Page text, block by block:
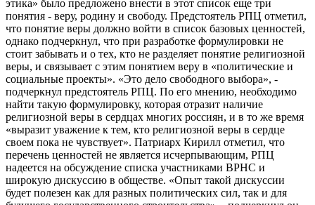
этика» было предложено внести в этот список еще три
понятия - веру, родину и свободу. Предстоятель РПЦ отметил,
что понятие веры должно войти в список базовых ценностей,
однако подчеркнул, что при разработке формулировки не
стоит забывать и о тех, кто не разделяет понятие религиозной
веры, и связывает с этим понятием веру в «политические и
социальные проекты». «Это дело свободного выбора», -
подчеркнул предстоятель РПЦ. По его мнению, необходимо
найти такую формулировку, которая отразит наличие
религиозной веры в сердцах многих россиян, и в то же время
«выразит уважение к тем, кто религиозной веры в сердце
своем пока не чувствует». Патриарх Кирилл отметил, что
перечень ценностей не является исчерпывающим, РПЦ
надеется на обсуждение списка участниками ВРНС и
широкую дискуссию в обществе. «Опыт такой дискуссии
будет полезен как для разных политических сил, так и для